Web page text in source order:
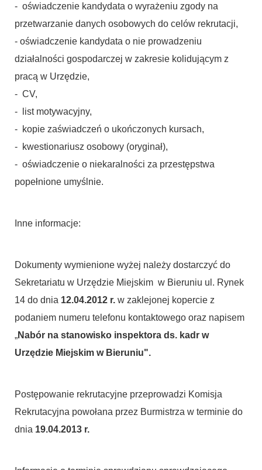
- oświadczenie kandydata o wyrażeniu zgody na
przetwarzanie danych osobowych do celów rekrutacji,
- oświadczenie kandydata o nie prowadzeniu
działalności gospodarczej w zakresie kolidującym z
pracą w Urzędzie,
- CV,
- list motywacyjny,
- kopie zaświadczeń o ukończonych kursach,
- kwestionariusz osobowy (oryginał),
- oświadczenie o niekaralności za przestępstwa
popełnione umyślnie.
Inne informacje:
Dokumenty wymienione wyżej należy dostarczyć do
Sekretariatu w Urzędzie Miejskim w Bieruniu ul. Rynek
14 do dnia 12.04.2012 r. w zaklejonej kopercie z
podaniem numeru telefonu kontaktowego oraz napisem
„Nabór na stanowisko inspektora ds. kadr w
Urzędzie Miejskim w Bieruniu".
Postępowanie rekrutacyjne przeprowadzi Komisja
Rekrutacyjna powołana przez Burmistrza w terminie do
dnia 19.04.2013 r.